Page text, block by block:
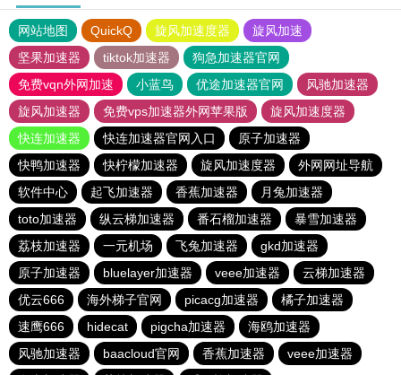
网站地图 QuickQ 旋风加速度器
旋风加速
坚果加速器
tiktok加速器
狗急加速器官网
免费vqn外网加速
小蓝鸟 优途加速器官网
风驰加速器
旋风加速器
免费vps加速器外网苹果版
旋风加速度器
快连加速器
快连加速器官网入口
原子加速器
快鸭加速器
快柠檬加速器 旋风加速度器
外网网址导航
软件中心
起飞加速器 香蕉加速器
月兔加速器
toto加速器
纵云梯加速器 番石榴加速器
暴雪加速器
荔枝加速器
一元机场 飞兔加速器
gkd加速器
原子加速器
bluelayer加速器 veee加速器
云梯加速器
优云666
海外梯子官网 picacg加速器
橘子加速器
速鹰666
hidecat pigcha加速器
海鸥加速器
风驰加速器
baacloud官网 香蕉加速器
veee加速器